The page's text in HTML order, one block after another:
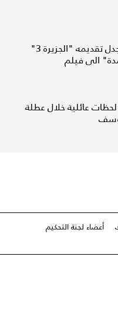
محمد دياب يحسم جدل تقديمه "الجزيرة 3"
الى فيلم
عائلية خلال عطلة
أعضاء لجنة التحكيم